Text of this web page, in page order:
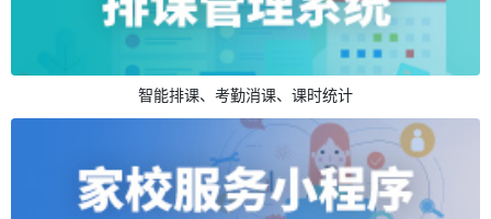
智能排课、考勤消课、课时统计